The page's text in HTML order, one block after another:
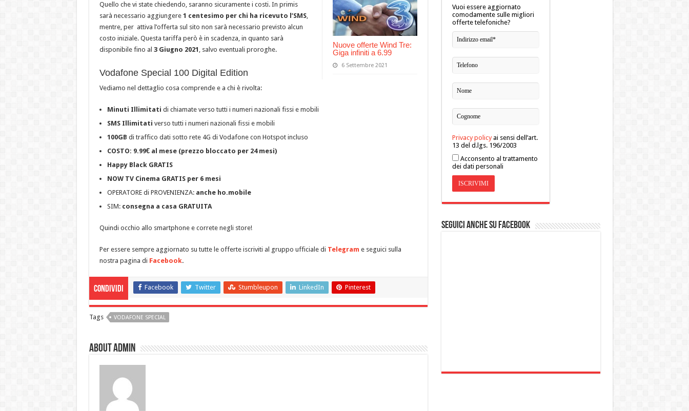
Nuove offerte Wind Tre:
Giga infiniti a 6.99
6 Settembre 2021
Quello che vi state chiedendo, saranno sicuramente i costi. In primis
sarà necessario aggiungere 1 centesimo per chi ha ricevuto l’SMS,
mentre, per attiva l’offerta sul sito non sarà necessario previsto alcun
costo iniziale. Questa tariffa però è in scadenza, in quanto sarà
disponibile fino al 3 Giugno 2021 , salvo eventuali proroghe.
Vodafone Special 100 Digital Edition
Vediamo nel dettaglio cosa comprende e a chi è rivolta:
Minuti Illimitati di chiamate verso tutti i numeri nazionali fissi e mobili
SMS Illimitati verso tutti i numeri nazionali fissi e mobili
100GB di traffico dati sotto rete 4G di Vodafone con Hotspot incluso
COSTO: 9.99€ al mese (prezzo bloccato per 24 mesi)
Happy Black GRATIS
NOW TV Cinema GRATIS per 6 mesi
OPERATORE di PROVENIENZA: anche ho.mobile
SIM: consegna a casa GRATUITA
Quindi occhio allo smartphone e correte negli store!
Per essere sempre aggiornato su tutte le offerte iscriviti al gruppo ufficiale di Telegram e seguici sulla
nostra pagina di Facebook.
Condividi Facebook Twitter Stumbleupon LinkedIn Pinterest
Tags VODAFONE SPECIAL
About admin
Vuoi essere aggiornato
comodamente sulle migliori
offerte telefoniche?
Privacy policyai sensi dell’art.
13 del d.lgs. 196/2003
Acconsento al trattamento
dei dati personali
Seguici anche su Facebook